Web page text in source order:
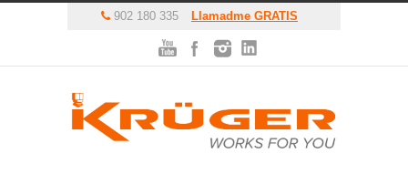
902 180 335 Llamadme GRATIS